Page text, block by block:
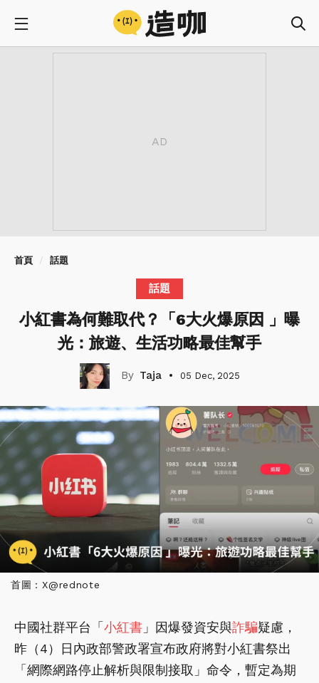
首頁 話題
話題
小紅書為何難取代？「6大火爆原因 」曝
光：旅遊、生活功略最佳幫手
Taja 05 Dec, 2025
首圖：X@rednote
中國社群平台「 小紅書 」因爆發資安與詐騙疑慮，
昨（4）日內政部警政署宣布政府將對小紅書祭出
「網際網路停止解析與限制接取」命令，暫定為期